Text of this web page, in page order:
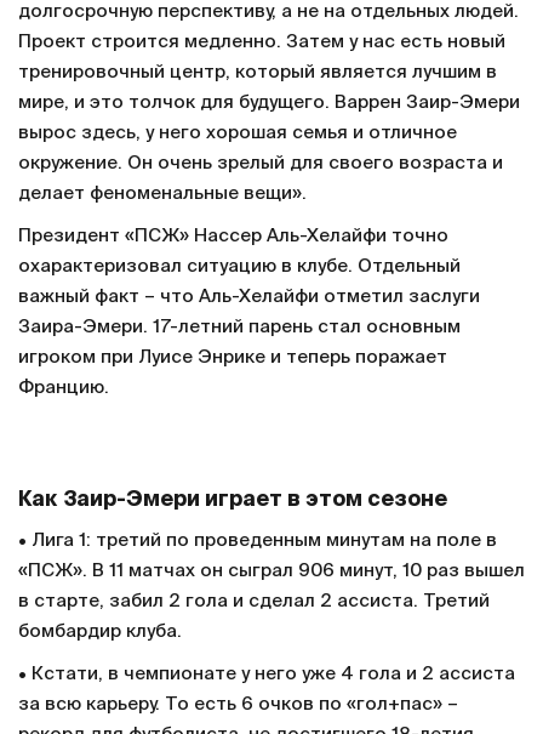
долгосрочную перспективу, а не на отдельных людей.
Проект строится медленно. Затем у нас есть новый
тренировочный центр, который является лучшим в
мире, и это толчок для будущего. Варрен Заир-Эмери
вырос здесь, у него хорошая семья и отличное
окружение. Он очень зрелый для своего возраста и
делает феноменальные вещи».
Президент «ПСЖ» Нассер Аль-Хелайфи точно
охарактеризовал ситуацию в клубе. Отдельный
важный факт – что Аль-Хелайфи отметил заслуги
Заира-Эмери. 17-летний парень стал основным
игроком при Луисе Энрике и теперь поражает
Францию.
Как Заир-Эмери играет в этом сезоне
• Лига 1: третий по проведенным минутам на поле в
«ПСЖ». В 11 матчах он сыграл 906 минут, 10 раз вышел
в старте, забил 2 гола и сделал 2 ассиста. Третий
бомбардир клуба.
• Кстати, в чемпионате у него уже 4 гола и 2 ассиста
за всю карьеру. То есть 6 очков по «гол+пас» –